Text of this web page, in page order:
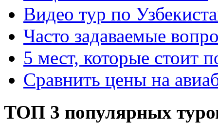
Видео тур по
Часто задаваемые
5 мест, которые стоит
Сравнить цены на
ТОП 3 популярных